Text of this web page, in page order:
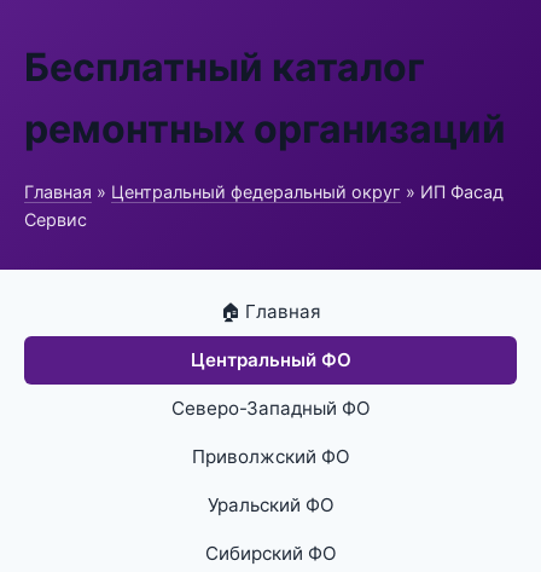
Бесплатный каталог
ремонтных организаций
Главная » Центральный федеральный округ » ИП Фасад
Сервис
🏠 Главная
Центральный ФО
Северо-Западный ФО
Приволжский ФО
Уральский ФО
Сибирский ФО